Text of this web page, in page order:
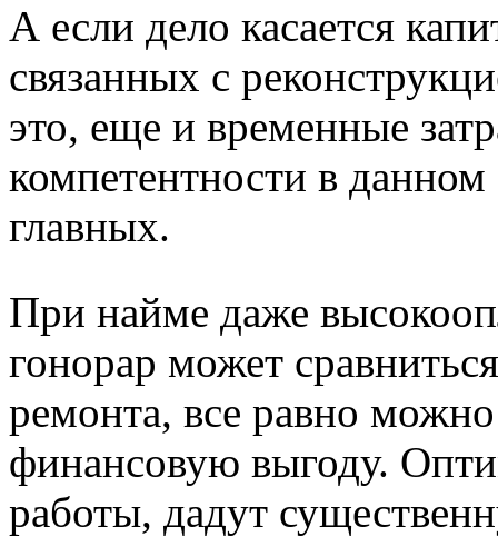
А если дело касается
связанных с
это, еще и временные
компетентности в
главных.
При найме даже
гонорар может
ремонта, все равно
финансовую выгоду.
работы, дадут